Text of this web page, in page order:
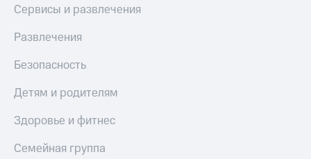
Сервисы и развлечения
Развлечения
Безопасность
Детям и родителям
Здоровье и фитнес
Семейная группа